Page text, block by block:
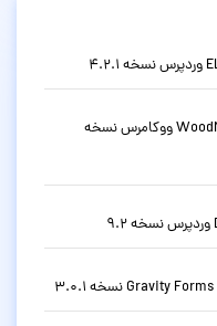
قالب فروشگاهی چندمنظوره وودمارت WoodMart ووکامرس نسخه